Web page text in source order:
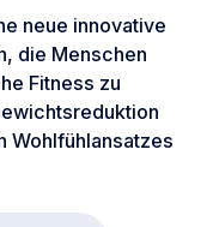
neue innovative
die Menschen
Fitness zu
Wohlfühlansatzes